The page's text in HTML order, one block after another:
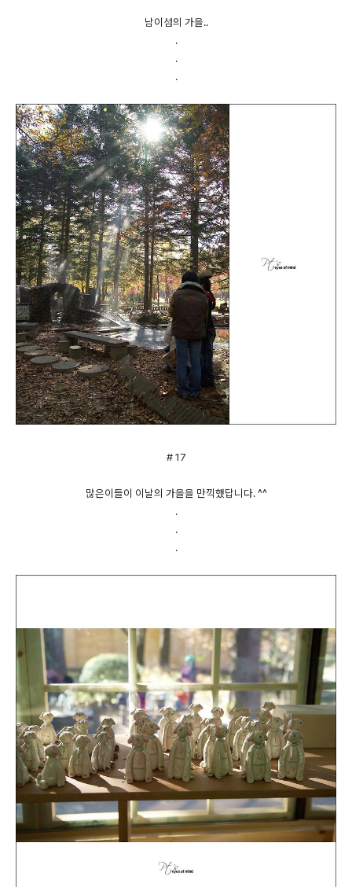
남이섬의 가을..
.
.
.
# 17
많은이들이 이날의 가을을 만끽했답니다. ^^
.
.
.